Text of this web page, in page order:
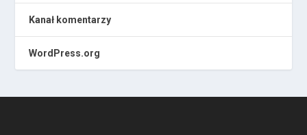
Kanał komentarzy
WordPress.org